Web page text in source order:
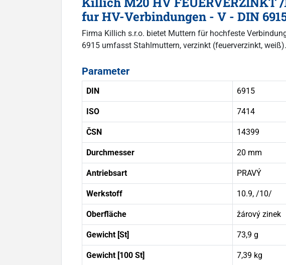
fur HV-Verbindungen - V - DIN
Firma Killich s.r.o. bietet Muttern für hochfeste
6915 umfasst Stahlmuttern, verzinkt (feuerverzinkt,
Parameter
DIN 6915
ISO 7414
ČSN 14399
Durchmesser 20 mm
Antriebsart PRAVÝ
Werkstoff 10.9, /10/
Oberfläche žárový zinek
Gewicht [St] 73,9 g
Gewicht [100 St] 7,39 kg